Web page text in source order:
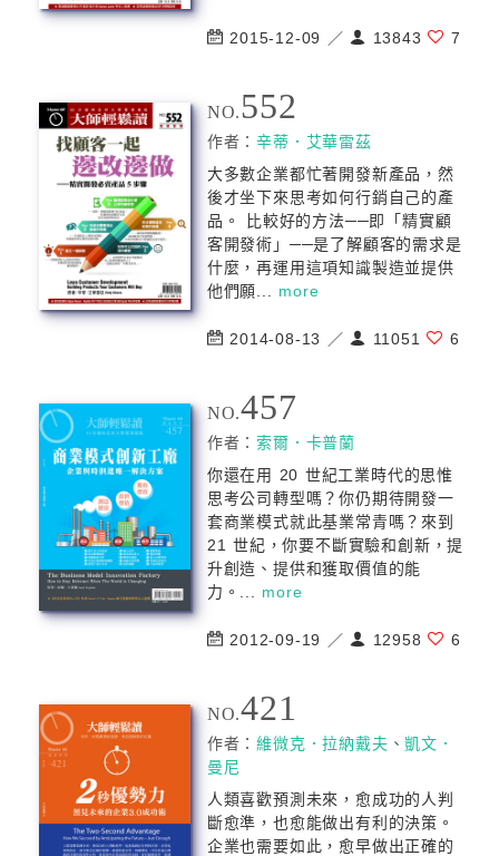
2015-12-09 ／ 13843 7
NO. 552
作者：辛蒂．艾華雷茲
大多數企業都忙著開發新產品，然
後才坐下來思考如何行銷自己的產
品。 比較好的方法──即「精實顧
客開發術」──是了解顧客的需求是
什麼，再運用這項知識製造並提供
他們願... more
2014-08-13 ／ 11051 6
NO.457
作者： 索爾．卡普蘭
你還在用 20 世紀工業時代的思惟
思考公司轉型嗎？你仍期待開發一
套商業模式就此基業常青嗎？來到
21 世紀，你要不斷實驗和創新，提
升創造、提供和獲取價值的能
力。... more
2012-09-19 ／ 12958 6
NO.421
作者：維微克．拉納戴夫 、凱文．
曼尼
人類喜歡預測未來，愈成功的人判
斷愈準，也愈能做出有利的決策。
企業也需要如此，愈早做出正確的